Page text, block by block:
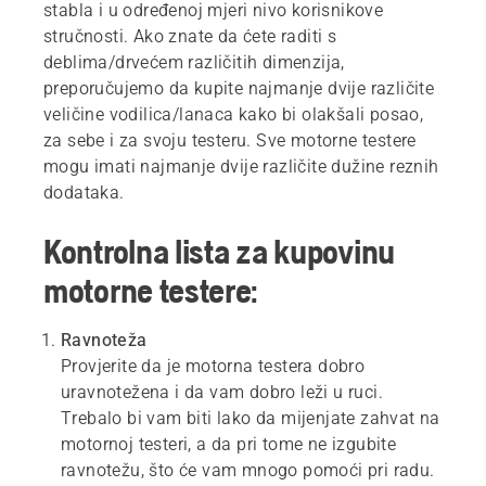
stabla i u određenoj mjeri nivo korisnikove
stručnosti. Ako znate da ćete raditi s
deblima/drvećem različitih dimenzija,
preporučujemo da kupite najmanje dvije različite
veličine vodilica/lanaca kako bi olakšali posao,
za sebe i za svoju testeru. Sve motorne testere
mogu imati najmanje dvije različite dužine reznih
dodataka.
Kontrolna lista za kupovinu
motorne testere:
Ravnoteža
Provjerite da je motorna testera dobro
uravnotežena i da vam dobro leži u ruci.
Trebalo bi vam biti lako da mijenjate zahvat na
motornoj testeri, a da pri tome ne izgubite
ravnotežu, što će vam mnogo pomoći pri radu.